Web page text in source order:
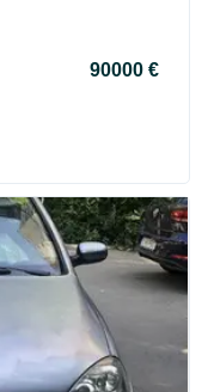
90000 €